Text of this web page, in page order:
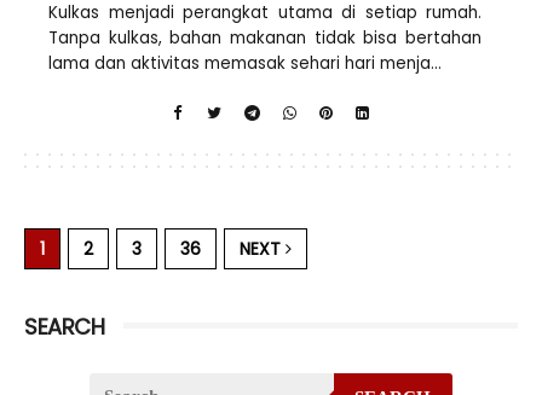
Kulkas menjadi perangkat utama di setiap rumah.
Tanpa kulkas, bahan makanan tidak bisa bertahan
lama dan aktivitas memasak sehari hari menja...
1 2 3 36 NEXT
SEARCH